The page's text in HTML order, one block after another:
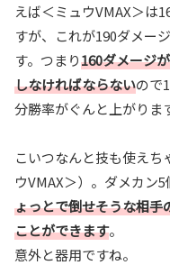
えば＜ミュウVMAX＞は
すが、これが190ダメー
す。つまり160ダメージ
しなければならないので
分勝率がぐんと上がりま
こいつなんと技も使えち
ウVMAX＞）。ダメカン5
ょっとで倒せそうな相手
ことができます。
意外と器用ですね。